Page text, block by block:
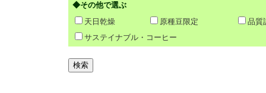
◆その他で選ぶ
天日乾燥
原種豆限定
品質
サステイナブル・コーヒー